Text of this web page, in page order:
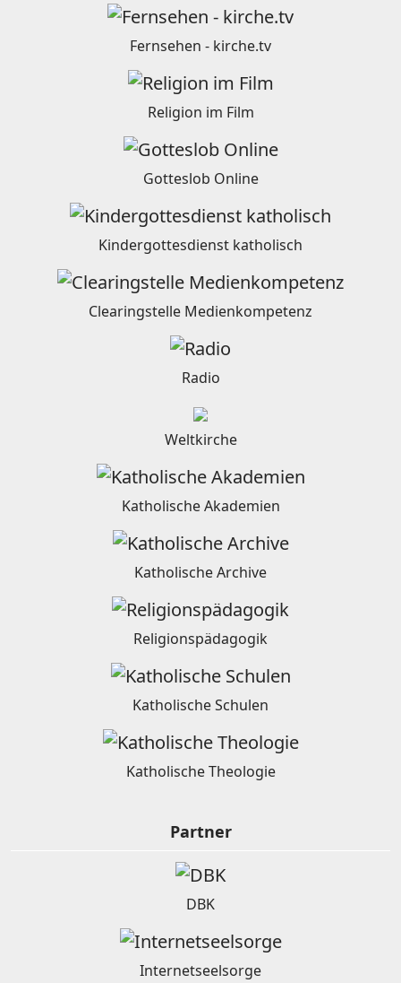
Fernsehen - kirche.tv
Religion im Film
Gotteslob Online
Kindergottesdienst katholisch
Clearingstelle Medienkompetenz
Radio
Weltkirche
Katholische Akademien
Katholische Archive
Religionspädagogik
Katholische Schulen
Katholische Theologie
Partner
DBK
Internetseelsorge